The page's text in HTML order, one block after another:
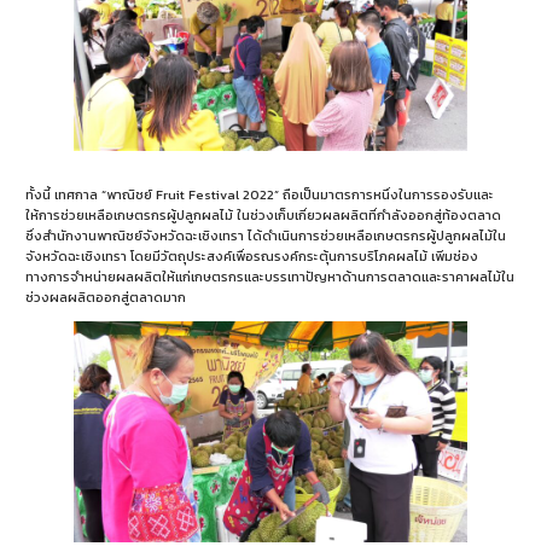
ทั้งนี้ เทศกาล “พาณิชย์ Fruit Festival 2022” ถือเป็นมาตรการหนึ่งในการรองรับและ
ให้การช่วยเหลือเกษตรกรผู้ปลูกผลไม้ ในช่วงเก็บเกี่ยวผลผลิตที่กำลังออกสู่ท้องตลาด
ซึ่งสำนักงานพาณิชย์จังหวัดฉะเชิงเทรา ได้ดำเนินการช่วยเหลือเกษตรกรผู้ปลูกผลไม้ใน
จังหวัดฉะเชิงเทรา โดยมีวัตถุประสงค์เพื่อรณรงค์กระตุ้นการบริโภคผลไม้ เพิ่มช่อง
ทางการจำหน่ายผลผลิตให้แก่เกษตรกรและบรรเทาปัญหาด้านการตลาดและราคาผลไม้ใน
ช่วงผลผลิตออกสู่ตลาดมาก